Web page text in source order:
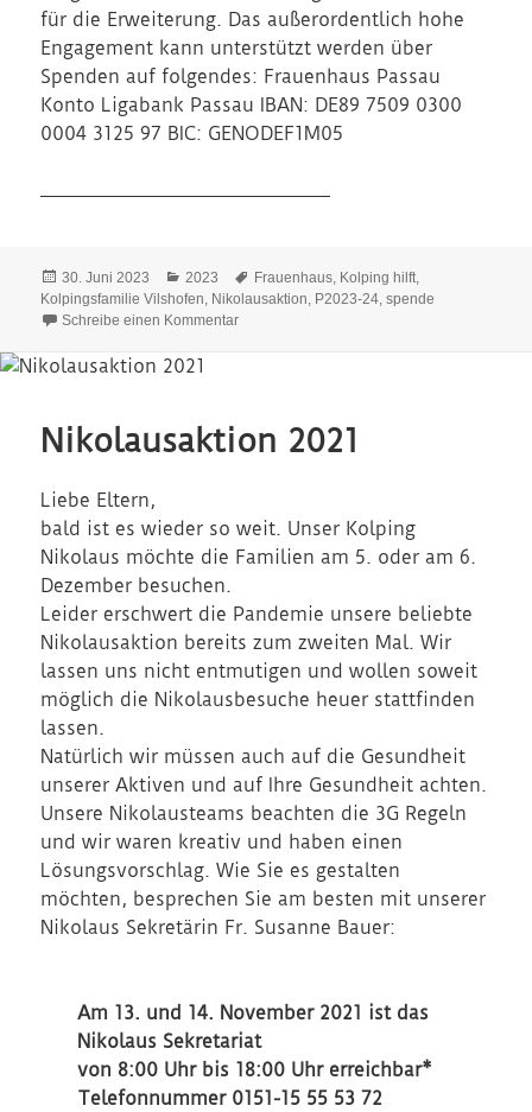
für die Erweiterung. Das außerordentlich hohe
Engagement kann unterstützt werden über
Spenden auf folgendes: Frauenhaus Passau
Konto Ligabank Passau IBAN: DE89 7509 0300
0004 3125 97 BIC: GENODEF1M05
Veröffentlicht
am
30. Juni 2023 Kategorien
2023 Schlagwörter
Frauenhaus, Kolping hilft,
Kolpingsfamilie Vilshofen, Nikolausaktion, P2023-24,spende
Schreibe einen Kommentarzu Kolping hilft
Nikolausaktion 2021
Liebe Eltern,
bald ist es wieder so weit. Unser Kolping
Nikolaus möchte die Familien am 5. oder am 6.
Dezember besuchen.
Leider erschwert die Pandemie unsere beliebte
Nikolausaktion bereits zum zweiten Mal. Wir
lassen uns nicht entmutigen und wollen soweit
möglich die Nikolausbesuche heuer stattfinden
lassen.
Natürlich wir müssen auch auf die Gesundheit
unserer Aktiven und auf Ihre Gesundheit achten.
Unsere Nikolausteams beachten die 3G Regeln
und wir waren kreativ und haben einen
Lösungsvorschlag. Wie Sie es gestalten
möchten, besprechen Sie am besten mit unserer
Nikolaus Sekretärin Fr. Susanne Bauer:
Am 13. und 14. November 2021 ist das
Nikolaus Sekretariat
von 8:00 Uhr bis 18:00 Uhr erreichbar*
Telefonnummer 0151-15 55 53 72